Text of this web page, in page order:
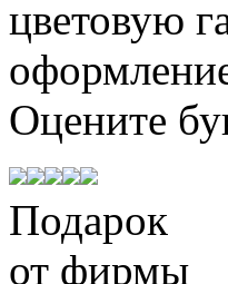
цветовую
Оцените
Подарок
от фирмы